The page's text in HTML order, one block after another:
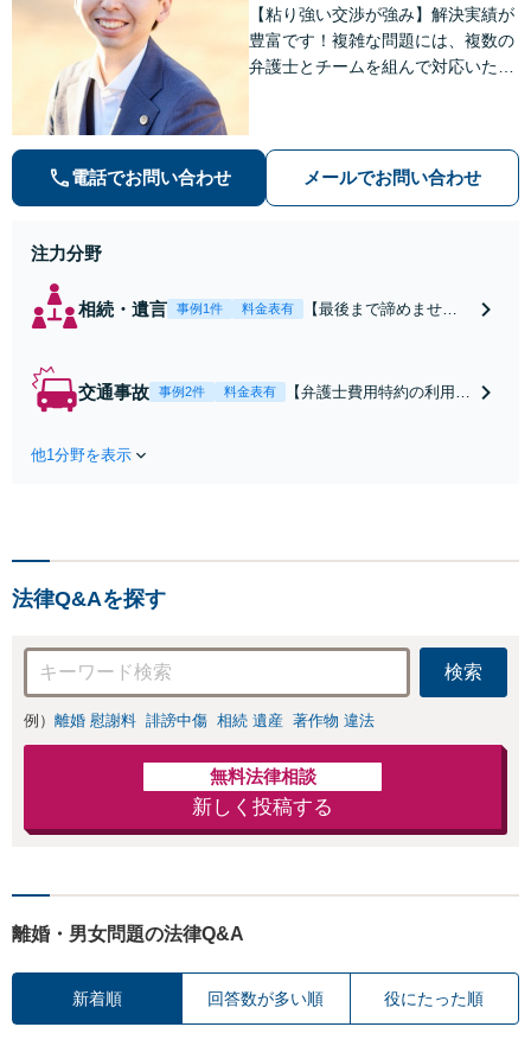
【粘り強い交渉が強み】解決実績が
豊富です！複雑な問題には、複数の
弁護士とチームを組んで対応いたし
気軽にご相談ください。
電話でお問い合わせ メールでお問い合わせ
注力分野
相続・遺言 事例1件 料金表有
【最後まで諦めませ
合意してしまう前にご
交通事故 事例2件 料金表有
【弁護士費用特約の利用＆
は損をしてしまうかもしれ
他1分野を表示
法律Q&Aを探す
検索
例） 離婚 慰謝料 誹謗中傷 相続 遺産 著作物 違法
無料法律相談
新しく投稿する
離婚・男女問題の法律Q&A
新着順 回答数が多い順 役にたった順